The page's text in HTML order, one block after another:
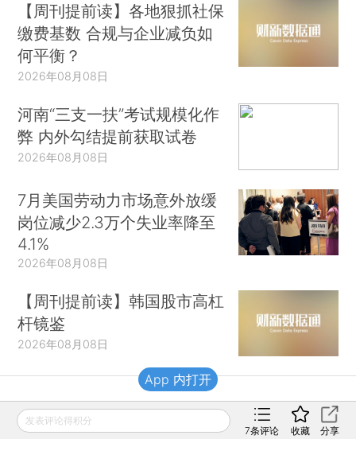
【周刊提前读】各地狠抓社保
缴费基数 合规与企业减负如
何平衡？
2026年08月08日
河南“三支一扶”考试规模化作
弊 内外勾结提前获取试卷
2026年08月08日
7月美国劳动力市场意外放缓
岗位减少2.3万个失业率降至
4.1%
2026年08月08日
【周刊提前读】韩国股市高杠
杆镜鉴
2026年08月08日
财新移动
发表评论得积分
7条评论 收藏 分享
App 内打开